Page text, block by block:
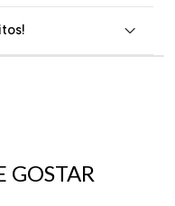
GOSTAR